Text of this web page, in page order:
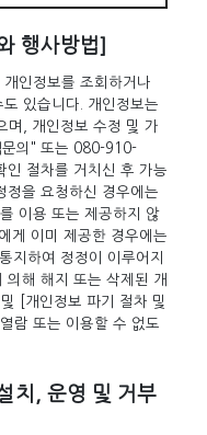
행사방법]
인정보를 조회하거나
있습니다. 개인정보는
며, 개인정보 수정 및 가
문의" 또는 080-910-
절차를 거치신 후 가능
정을 요청하신 경우에는
이용 또는 제공하지 않
게 이미 제공한 경우에는
지하여 정정이 이루어지
의해 해지 또는 삭제된 개
[개인정보 파기 절차 및
람 또는 이용할 수 없도
치, 운영 및 거부